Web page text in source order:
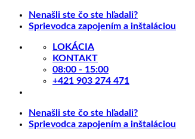
Skip
Nenašli ste čo ste hľadali?
Sprievodca zapojením a inštaláciou
LOKÁCIA
KONTAKT
08:00 - 15:00
+421 903 274 471
Nenašli ste čo ste hľadali?
Sprievodca zapojením a inštaláciou